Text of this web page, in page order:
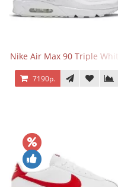
Nike Air Max 90 Triple White
7190р.